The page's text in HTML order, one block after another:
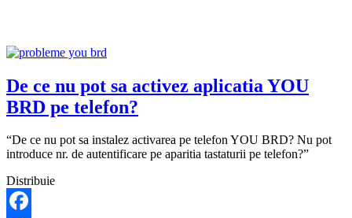
De ce nu pot sa activez aplicatia YOU
BRD pe telefon?
“De ce nu pot sa instalez activarea pe telefon YOU BRD? Nu pot
introduce nr. de autentificare pe aparitia tastaturii pe telefon?”
Distribuie